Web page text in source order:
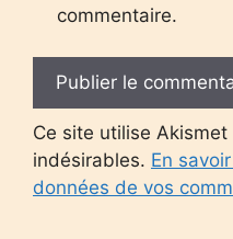
commentaire.
Ce site utilise
indésirables. En
données de vos